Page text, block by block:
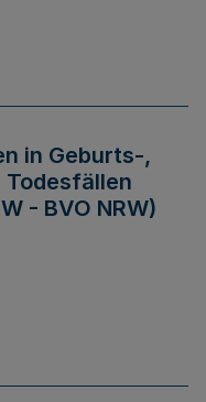
in Geburts-,
- BVO NRW)